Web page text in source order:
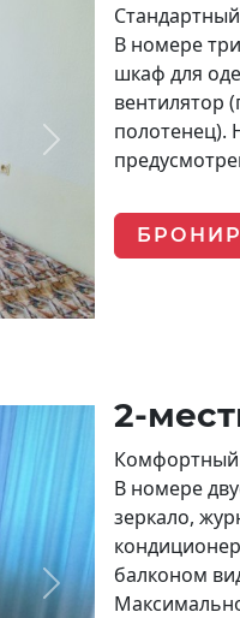
Next
В номере
шкаф для
вентилятор
полотенец).
Next
2-
Комфортный
В номере
зеркало,
балконом